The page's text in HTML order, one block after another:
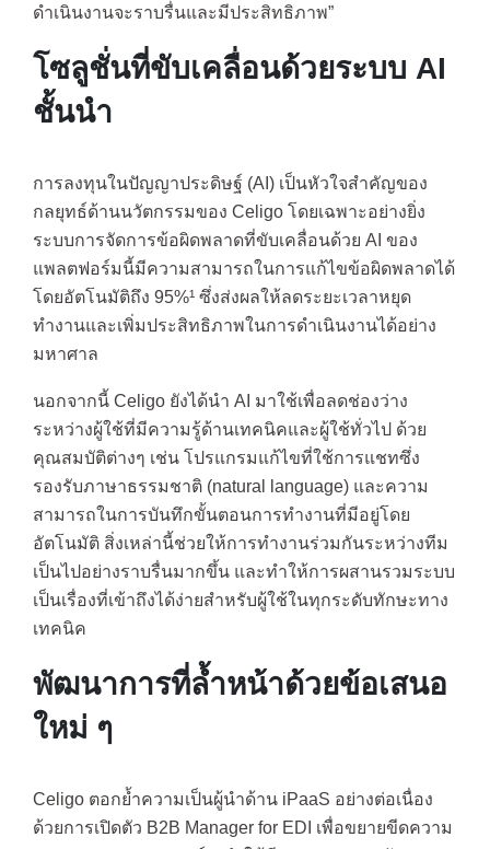
ดำเนินงานจะราบรื่นและมีประสิทธิภาพ”
โซลูชั่นที่ขับเคลื่อนด้วยระบบ AI
ชั้นนำ
การลงทุนในปัญญาประดิษฐ์ (AI) เป็นหัวใจสำคัญของ
กลยุทธ์ด้านนวัตกรรมของ Celigo โดยเฉพาะอย่างยิ่ง
ระบบการจัดการข้อผิดพลาดที่ขับเคลื่อนด้วย AI ของ
แพลตฟอร์มนี้มีความสามารถในการแก้ไขข้อผิดพลาดได้
โดยอัตโนมัติถึง 95%¹ ซึ่งส่งผลให้ลดระยะเวลาหยุด
ทำงานและเพิ่มประสิทธิภาพในการดำเนินงานได้อย่าง
มหาศาล
นอกจากนี้ Celigo ยังได้นำ AI มาใช้เพื่อลดช่องว่าง
ระหว่างผู้ใช้ที่มีความรู้ด้านเทคนิคและผู้ใช้ทั่วไป ด้วย
คุณสมบัติต่างๆ เช่น โปรแกรมแก้ไขที่ใช้การแชทซึ่ง
รองรับภาษาธรรมชาติ (natural language) และความ
สามารถในการบันทึกขั้นตอนการทำงานที่มีอยู่โดย
อัตโนมัติ สิ่งเหล่านี้ช่วยให้การทำงานร่วมกันระหว่างทีม
เป็นไปอย่างราบรื่นมากขึ้น และทำให้การผสานรวมระบบ
เป็นเรื่องที่เข้าถึงได้ง่ายสำหรับผู้ใช้ในทุกระดับทักษะทาง
เทคนิค
พัฒนาการที่ล้ำหน้าด้วยข้อเสนอ
ใหม่ ๆ
Celigo ตอกย้ำความเป็นผู้นำด้าน iPaaS อย่างต่อเนื่อง
ด้วยการเปิดตัว B2B Manager for EDI เพื่อขยายขีดความ